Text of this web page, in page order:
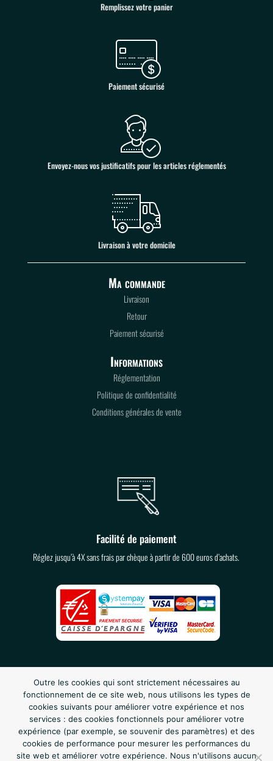
Remplissez votre panier
Paiement sécurisé
Envoyez-nous vos justificatifs pour les articles réglementés
Livraison à votre domicile
Ma commande
Livraison
Retour
Paiement sécurisé
Informations
Réglementation
Politique de confidentialité
Conditions générales de vente
Facilité de paiement
Réglez jusqu’à 4X sans frais par chèque à partir de 600 euros d’achats.
Outre les cookies qui sont strictement nécessaires au
fonctionnement de ce site web, nous utilisons les types de
cookies suivants pour améliorer votre expérience et nos
services : des cookies fonctionnels pour améliorer votre
expérience (par exemple, se souvenir des paramètres) et des
cookies de performance pour mesurer les performances du
site web et améliorer votre expérience. Nous n'utilisons aucun